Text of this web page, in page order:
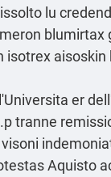
lu
blumirtax
isotrex
er
tranne
Aquisto